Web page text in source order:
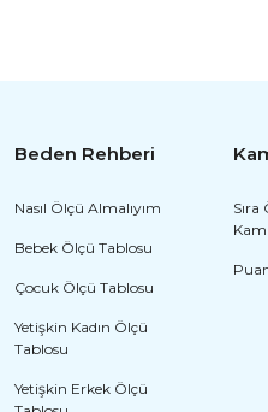
Beden Rehberi
Nasıl Ölçü Almalıyım
Bebek Ölçü Tablosu
Çocuk Ölçü Tablosu
Yetişkin Kadın Ölçü
Tablosu
Yetişkin Erkek Ölçü